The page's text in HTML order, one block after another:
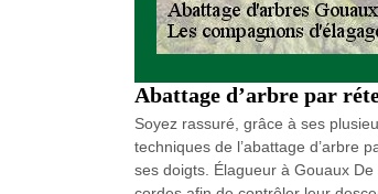
Abattage d’arbre par
Soyez rassuré, grâce à ses
techniques de l’abattage d’arbre
ses doigts. Élagueur à Gouaux